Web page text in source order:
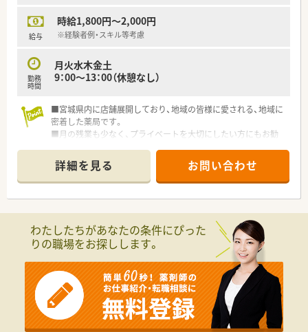
給与
時給1,800円～2,000円
※経験者例・スキル等考慮
勤務
時間
月火水木金土
9：00～13：00（休憩なし）
■宮城県内に店舗展開しており、地域の皆様に愛される、地域に
密着した薬局です。
■月の残業も少なく、プライベートを大切にしたい方にもお勧
■内科・小児科メインに応需、処方箋枚数は45枚前後と安定して
います。お子様がお好きな方におすすめの環境です
■高速代も支給可、仙台エリアから通勤希望の方も安心！
詳細を見る お問い合わせ
わたしたちがあなたの条件にぴった
りの職場をお探しします。